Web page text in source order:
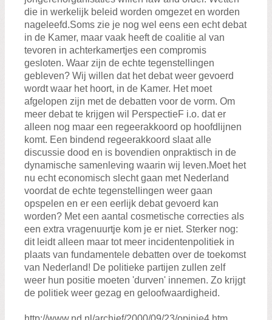
die in werkelijk beleid worden omgezet en worden
nageleefd.Soms zie je nog wel eens een echt debat
in de Kamer, maar vaak heeft de coalitie al van
tevoren in achterkamertjes een compromis
gesloten. Waar zijn de echte tegenstellingen
gebleven? Wij willen dat het debat weer gevoerd
wordt waar het hoort, in de Kamer. Het moet
afgelopen zijn met de debatten voor de vorm. Om
meer debat te krijgen wil PerspectieF i.o. dat er
alleen nog maar een regeerakkoord op hoofdlijnen
komt. Een bindend regeerakkoord slaat alle
discussie dood en is bovendien onpraktisch in de
dynamische samenleving waarin wij leven.Moet het
nu echt economisch slecht gaan met Nederland
voordat de echte tegenstellingen weer gaan
opspelen en er een eerlijk debat gevoerd kan
worden? Met een aantal cosmetische correcties als
een extra vragenuurtje kom je er niet. Sterker nog:
dit leidt alleen maar tot meer incidentenpolitiek in
plaats van fundamentele debatten over de toekomst
van Nederland! De politieke partijen zullen zelf
weer hun positie moeten 'durven' innemen. Zo krijgt
de politiek weer gezag en geloofwaardigheid.